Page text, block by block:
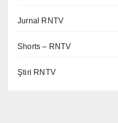
Jurnal RNTV
Shorts – RNTV
Ştiri RNTV